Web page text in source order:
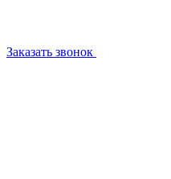
Заказать звонок